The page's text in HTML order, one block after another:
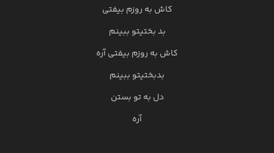
کاش به روزم بیفتی
بد بختیتو ببینم
کاش به روزم بیفتی آره
بدبختیتو ببینم
دل به تو بستن
آره